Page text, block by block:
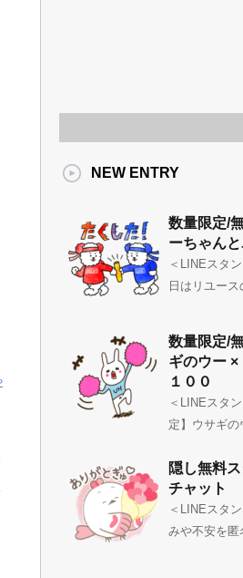
NEW ENTRY
数量限定/
ーちゃん
＜LINEスタ
日はリユー
数量限定/
ギのウー ×
１００
＜LINEスタ
定】ウサギの
隠し無料
チャット
＜LINEスタ
みや不安を匿